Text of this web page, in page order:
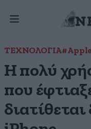
ΤΕΧΝΟΛΟΓΙΑ#Apple
Η πολύ
που